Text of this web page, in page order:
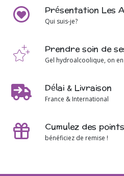
Présentation Les
Qui suis-je?
Prendre soin de
Gel hydroalcoolique, on
Délai & Livraison
France & International
Cumulez des points
bénéficiez de remise !